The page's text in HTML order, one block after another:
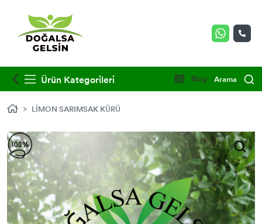
Ürün Kategorileri Blog Arama
LİMON SARIMSAK KÜRÜ